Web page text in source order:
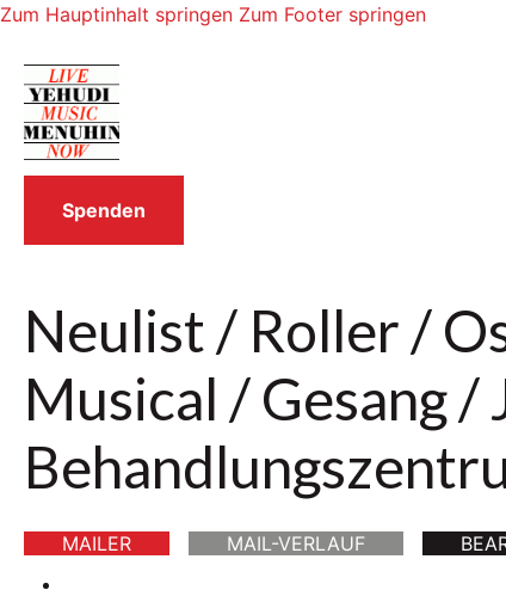
Zum Hauptinhalt springen Zum Footer springen
Spenden
Neulist / Roller /
Musical / Gesang /
MAILER MAIL-VERLAUF